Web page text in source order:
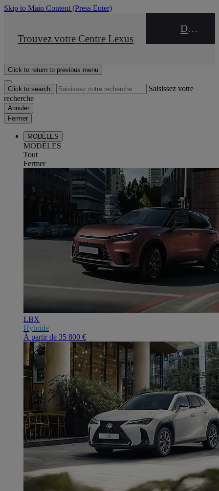
Skip to Main Content (Press Enter)
STOP DRIVE Takata
Trouvez votre Centre Lexus
DEALER NAME
Click to return to previous menu
Click to search
Saisissez votre
recherche
Annuler
Fermer
MODÈLES
MODÈLES
Tout
Fermer
LBX
Hybride
À partir de 35 800 €